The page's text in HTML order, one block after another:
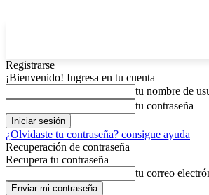
Registrarse
¡Bienvenido! Ingresa en tu cuenta
tu nombre de
tu contraseña
¿Olvidaste tu contraseña? consigue ayuda
Recuperación de contraseña
Recupera tu contraseña
tu correo